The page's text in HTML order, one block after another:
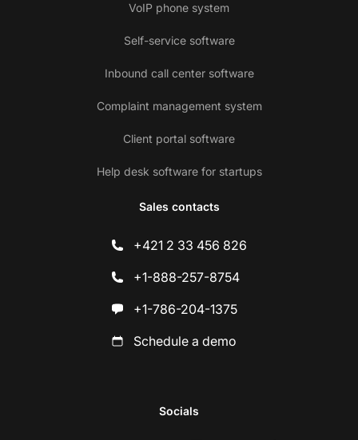
VoIP phone system
Self-service software
Inbound call center software
Complaint management system
Client portal software
Help desk software for startups
Sales contacts
+421 2 33 456 826
+1-888-257-8754
+1-786-204-1375
Schedule a demo
Socials